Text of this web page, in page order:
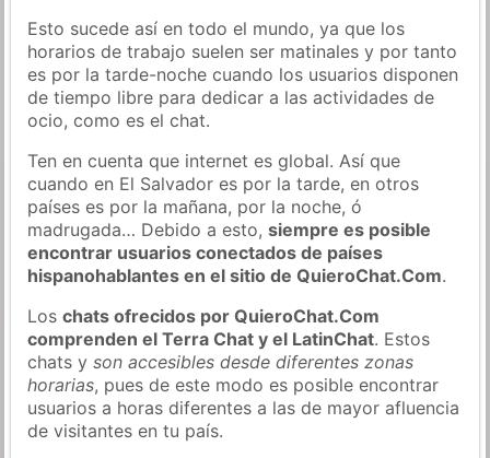
Esto sucede así en todo el mundo, ya que los
horarios de trabajo suelen ser matinales y por tanto
es por la tarde-noche cuando los usuarios disponen
de tiempo libre para dedicar a las actividades de
ocio, como es el chat.
Ten en cuenta que internet es global. Así que
cuando en El Salvador es por la tarde, en otros
países es por la mañana, por la noche, ó
madrugada… Debido a esto,siempre es posible
encontrar usuarios conectados de países
hispanohablantes en el sitio de QuieroChat.Com.
Loschats ofrecidos por QuieroChat.Com
comprenden el Terra Chat y el LatinChat. Estos
chats yson accesibles desde diferentes zonas
horarias, pues de este modo es posible encontrar
usuarios a horas diferentes a las de mayor afluencia
de visitantes en tu país.